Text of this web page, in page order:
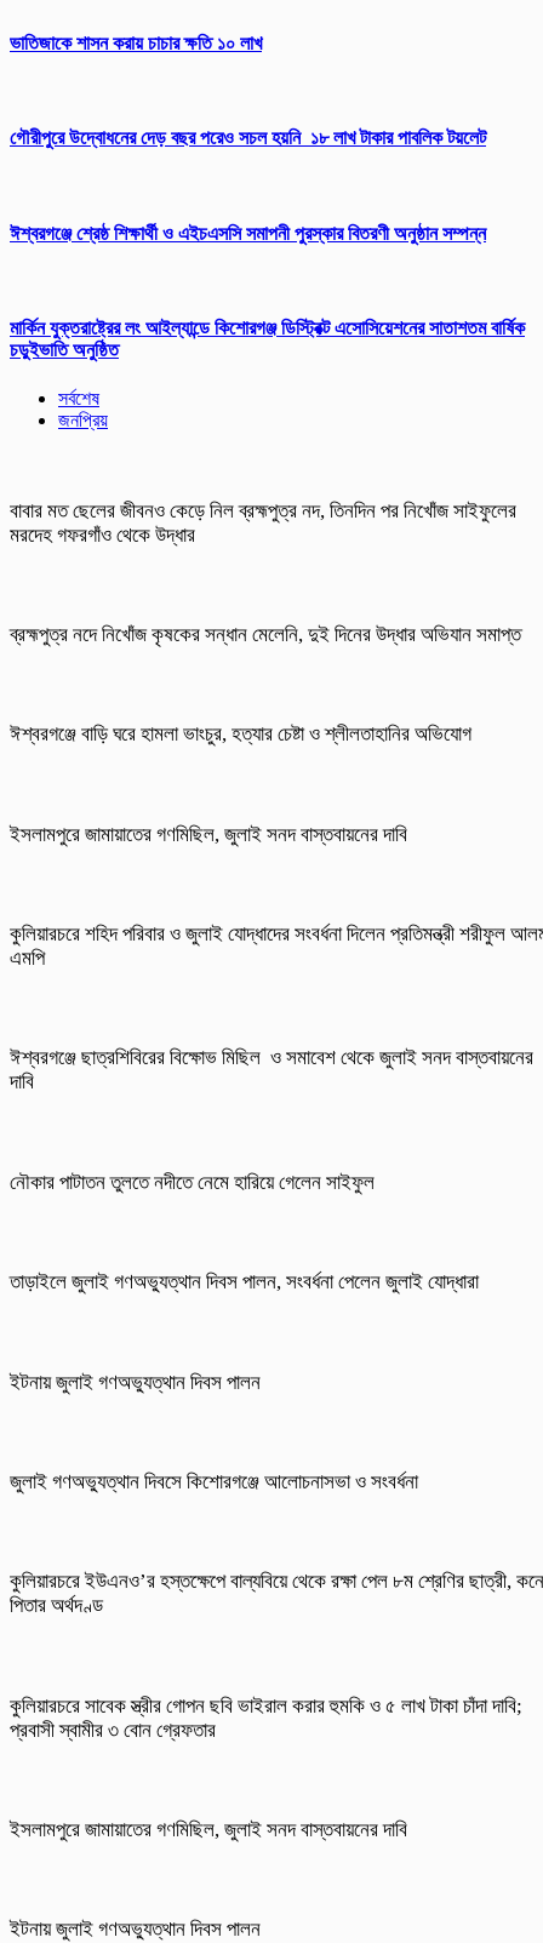
ভাতিজাকে শাসন করায় চাচার ক্ষতি ১০ লাখ
গৌরীপুরে উদ্বোধনের দেড় বছর পরেও সচল হয়নি ১৮ লাখ টাকার পাবলিক টয়লেট
ঈশ্বরগঞ্জে শ্রেষ্ঠ শিক্ষার্থী ও এইচএসসি সমাপনী পুরস্কার বিতরণী অনুষ্ঠান সম্পন্ন
মার্কিন যুক্তরাষ্ট্রের লং আইল্যান্ডে কিশোরগঞ্জ ডিস্ট্রিক্ট এসোসিয়েশনের সাতাশতম বার্ষিক
চড়ুইভাতি অনুষ্ঠিত
সর্বশেষ
জনপ্রিয়
বাবার মত ছেলের জীবনও কেড়ে নিল ব্রহ্মপুত্র নদ, তিনদিন পর নিখোঁজ সাইফুলের
মরদেহ গফরগাঁও থেকে উদ্ধার
ব্রহ্মপুত্র নদে নিখোঁজ কৃষকের সন্ধান মেলেনি, দুই দিনের উদ্ধার অভিযান সমাপ্ত
ঈশ্বরগঞ্জে বাড়ি ঘরে হামলা ভাংচুর, হত্যার চেষ্টা ও শ্লীলতাহানির অভিযোগ
ইসলামপুরে জামায়াতের গণমিছিল, জুলাই সনদ বাস্তবায়নের দাবি
কুলিয়ারচরে শহিদ পরিবার ও জুলাই যোদ্ধাদের সংবর্ধনা দিলেন প্রতিমন্ত্রী শরীফুল
এমপি
ঈশ্বরগঞ্জে ছাত্রশিবিরের বিক্ষোভ মিছিল ও সমাবেশ থেকে জুলাই সনদ বাস্তবায়নের
দাবি
নৌকার পাটাতন তুলতে নদীতে নেমে হারিয়ে গেলেন সাইফুল
তাড়াইলে জুলাই গণঅভ্যুত্থান দিবস পালন, সংবর্ধনা পেলেন জুলাই যোদ্ধারা
ইটনায় জুলাই গণঅভ্যুত্থান দিবস পালন
জুলাই গণঅভ্যুত্থান দিবসে কিশোরগঞ্জে আলোচনাসভা ও সংবর্ধনা
কুলিয়ারচরে ইউএনও’র হস্তক্ষেপে বাল্যবিয়ে থেকে রক্ষা পেল ৮ম শ্রেণির ছাত্রী,
পিতার অর্থদণ্ড
কুলিয়ারচরে সাবেক স্ত্রীর গোপন ছবি ভাইরাল করার হুমকি ও ৫ লাখ টাকা চাঁদা দাবি;
প্রবাসী স্বামীর ৩ বোন গ্রেফতার
ইসলামপুরে জামায়াতের গণমিছিল, জুলাই সনদ বাস্তবায়নের দাবি
ইটনায় জুলাই গণঅভ্যুত্থান দিবস পালন